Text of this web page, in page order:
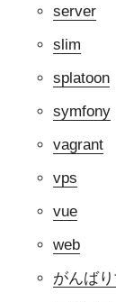
server
slim
splatoon
symfony
vagrant
vps
vue
web
がんば